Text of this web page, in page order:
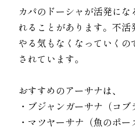
カパのドーシャが活発に
れることがあります。不
やる気もなくなっていく
されています。
おすすめのアーサナは、
・ブジャンガーサナ（コブ
・マツヤーサナ（魚のポー